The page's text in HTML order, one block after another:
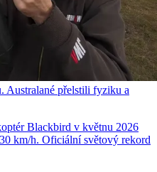
Australané přelstili fyziku a
Blackbird v květnu 2026
km/h. Oficiální světový rekord